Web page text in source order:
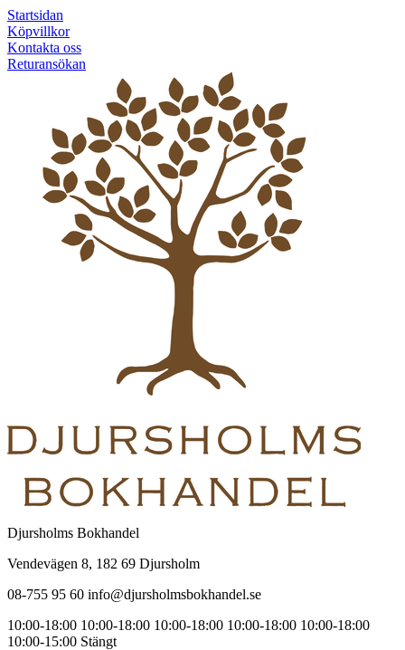
Startsidan
Köpvillkor
Kontakta oss
Returansökan
Djursholms Bokhandel
Vendevägen 8, 182 69 Djursholm
08-755 95 60 info@djursholmsbokhandel.se
10:00-18:00 10:00-18:00 10:00-18:00 10:00-18:00 10:00-18:00
10:00-15:00 Stängt